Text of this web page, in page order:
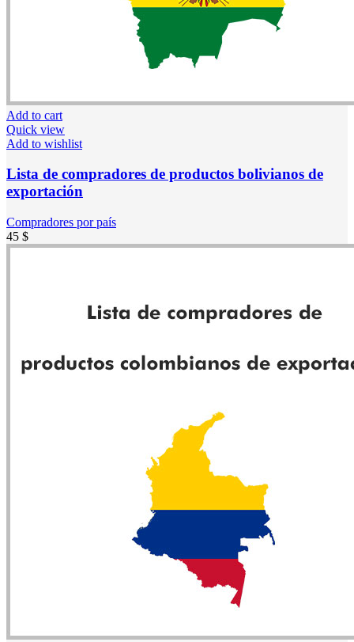
Add to cart
Quick view
Add to wishlist
Lista de compradores de productos bolivianos de
exportación
Compradores por país
45 $